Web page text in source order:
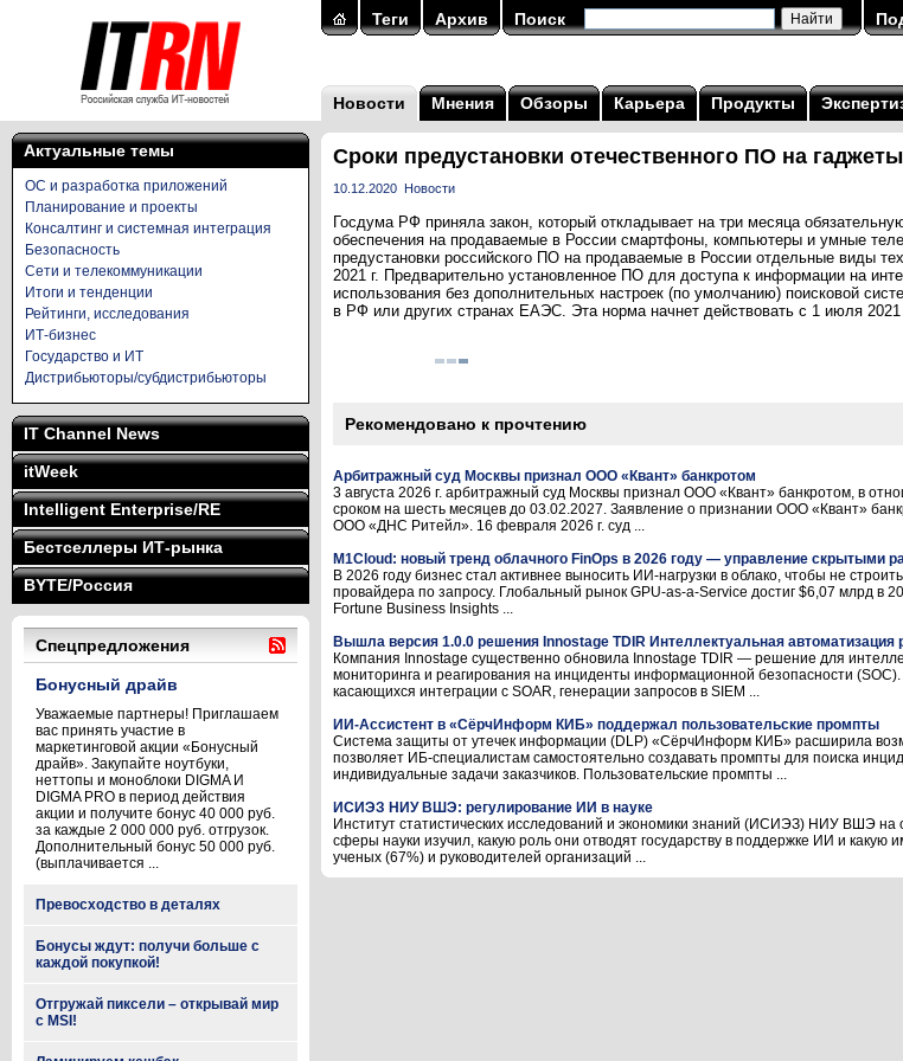
Теги Архив Поиск
Новости Мнения Обзоры Карьера Продукты
Актуальные темы
ОС и разработка приложений
Планирование и проекты
Консалтинг и системная интеграция
Безопасность
Сети и телекоммуникации
Итоги и тенденции
Рейтинги, исследования
ИТ-бизнес
Государство и ИТ
Дистрибьюторы/субдистрибьюторы
IT Channel News
itWeek
Intelligent Enterprise/RE
Бестселлеры ИТ-рынка
BYTE/Россия
Спецпредложения
Бонусный драйв
Уважаемые партнеры! Приглашаем
вас принять участие в
маркетинговой акции «Бонусный
драйв». Закупайте ноутбуки,
неттопы и моноблоки DIGMA И
DIGMA PRO в период действия
акции и получите бонус 40 000 руб.
за каждые 2 000 000 руб. отгрузок.
Дополнительный бонус 50 000 руб.
(выплачивается ...
Превосходство в деталях
Бонусы ждут: получи больше с
каждой покупкой!
Отгружай пиксели – открывай мир
с MSI!
Сроки предустановки отечественного ПО на
10.12.2020 Новости
Госдума РФ приняла закон, который откладывает на три месяца
обеспечения на продаваемые в России смартфоны, компьютеры и умные
предустановки российского ПО на продаваемые в России отдельные виды
2021 г. Предварительно установленное ПО для доступа к информации на
использования без дополнительных настроек (по умолчанию) поисковой
в РФ или других странах ЕАЭС. Эта норма начнет действовать с 1 июля 2021
Рекомендовано к прочтению
Арбитражный суд Москвы признал ООО «Квант» банкротом
3 августа 2026 г. арбитражный суд Москвы признал ООО «Квант» банкротом, в
сроком на шесть месяцев до 03.02.2027. Заявление о признании ООО «Квант»
ООО «ДНС Ритейл». 16 февраля 2026 г. суд ...
M1Cloud: новый тренд облачного FinOps в 2026 году — управление скрытыми
В 2026 году бизнес стал активнее выносить ИИ-нагрузки в облако, чтобы не
провайдера по запросу. Глобальный рынок GPU-as-a-Service достиг $6,07 млрд в
Fortune Business Insights ...
Вышла версия 1.0.0 решения Innostage TDIR Интеллектуальная
Компания Innostage существенно обновила Innostage TDIR — решение для
мониторинга и реагирования на инциденты информационной безопасности
касающихся интеграции с SOAR, генерации запросов в SIEM ...
ИИ-Ассистент в «СёрчИнформ КИБ» поддержал пользовательские промпты
Система защиты от утечек информации (DLP) «СёрчИнформ КИБ» расширила
позволяет ИБ-специалистам самостоятельно создавать промпты для поиска
индивидуальные задачи заказчиков. Пользовательские промпты ...
ИСИЭЗ НИУ ВШЭ: регулирование ИИ в науке
Институт статистических исследований и экономики знаний (ИСИЭЗ) НИУ ВШЭ на
сферы науки изучил, какую роль они отводят государству в поддержке ИИ и
ученых (67%) и руководителей организаций ...